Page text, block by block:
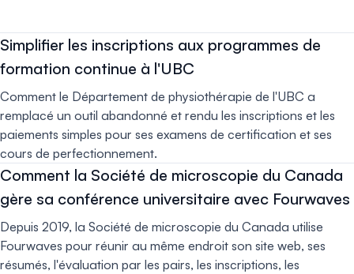
Simplifier les inscriptions aux programmes de
formation continue à l'UBC
Comment le Département de physiothérapie de l'UBC a
remplacé un outil abandonné et rendu les inscriptions et les
paiements simples pour ses examens de certification et ses
cours de perfectionnement.
Comment la Société de microscopie du Canada
gère sa conférence universitaire avec Fourwaves
Depuis 2019, la Société de microscopie du Canada utilise
Fourwaves pour réunir au même endroit son site web, ses
résumés, l'évaluation par les pairs, les inscriptions, les